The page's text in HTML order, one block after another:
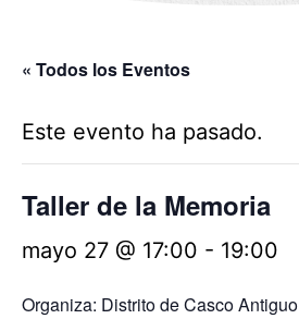
« Todos los Eventos
Este evento ha pasado.
Taller de la Memoria
mayo 27 @ 17:00 - 19:00
Organiza: Distrito de Casco Antiguo